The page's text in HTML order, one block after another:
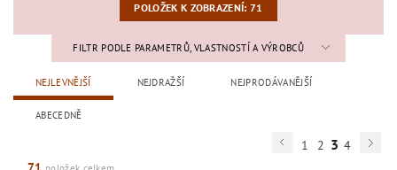
POLOŽEK K ZOBRAZENÍ:71
FILTR PODLE PARAMETRŮ, VLASTNOSTÍ A VÝROBCŮ
NEJLEVNĚJŠÍ NEJDRAŽŠÍ NEJPRODÁVANĚJŠÍ
ABECEDNĚ
1 2 3 4